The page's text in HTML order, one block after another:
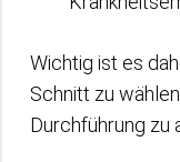
Wichtig ist es
Schnitt zu
Durchführung zu